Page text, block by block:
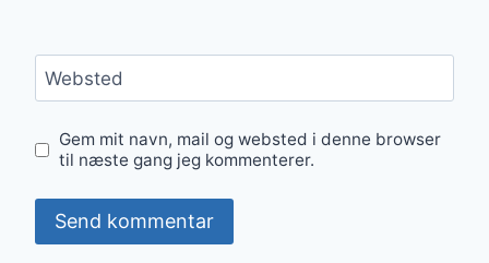
Websted
Gem mit navn, mail og websted i denne browser
til næste gang jeg kommenterer.